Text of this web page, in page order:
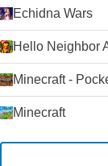
Echidna Wars
Hello Neighbor
Minecraft -
Minecraft